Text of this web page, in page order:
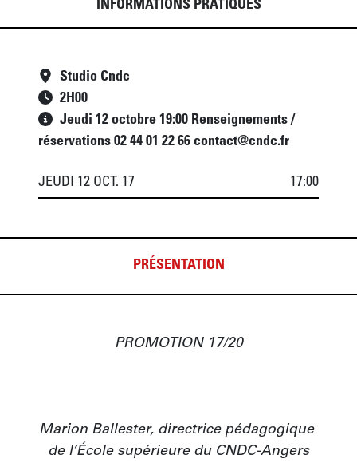
INFORMATIONS PRATIQUES
Studio Cndc
2H00
Jeudi 12 octobre 19:00 Renseignements /
réservations 02 44 01 22 66 contact@cndc.fr
JEUDI 12 OCT. 17 17:00
PRÉSENTATION
PROMOTION 17/20
Marion Ballester, directrice pédagogique
de l’École supérieure du CNDC-Angers